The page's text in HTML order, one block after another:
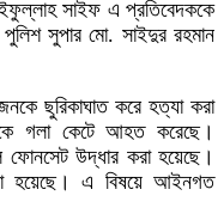
সাইফ এ প্রতিবেদককে
পুলিশ সুপার মো. সাইদুর রহমান
ছুরিকাঘাত করে হত্যা করা
গলা কেটে আহত করেছে।
উদ্ধার করা হয়েছে।
হয়েছে। এ বিষয়ে আইনগত